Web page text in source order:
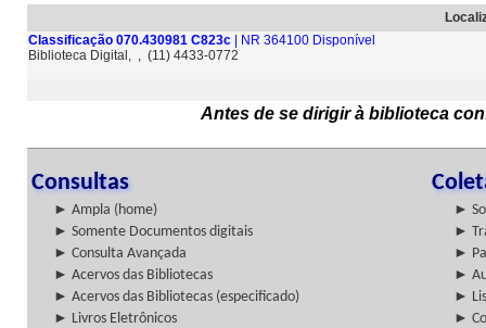
Classificação 070.430981 C823c | NR 364100 Disponível
Biblioteca Digital, , (11) 4433-0772
Antes de se dirigir à biblioteca
Consultas
► Ampla (home)
►
► Somente Documentos digitais
►
► Consulta Avançada
►
► Acervos das Bibliotecas
►
► Acervos das Bibliotecas (especificado)
►
► Livros Eletrônicos
►